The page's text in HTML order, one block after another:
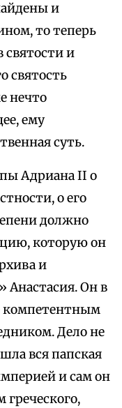
и
то теперь
святости и
святость
нечто
ему
суть.
Адриана II о
о его
должно
которую он
и
Анастасия. Он в
компетентным
Дело не
вся папская
и сам он